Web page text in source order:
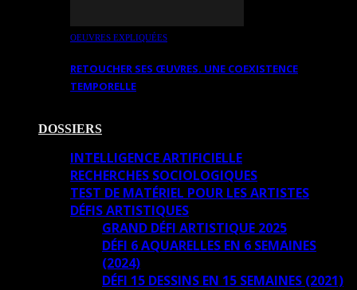
OEUVRES EXPLIQUÉES
RETOUCHER SES ŒUVRES. UNE COEXISTENCE
TEMPORELLE
DOSSIERS
INTELLIGENCE ARTIFICIELLE
RECHERCHES SOCIOLOGIQUES
TEST DE MATÉRIEL POUR LES ARTISTES
DÉFIS ARTISTIQUES
GRAND DÉFI ARTISTIQUE 2025
DÉFI 6 AQUARELLES EN 6 SEMAINES
(2024)
DÉFI 15 DESSINS EN 15 SEMAINES (2021)